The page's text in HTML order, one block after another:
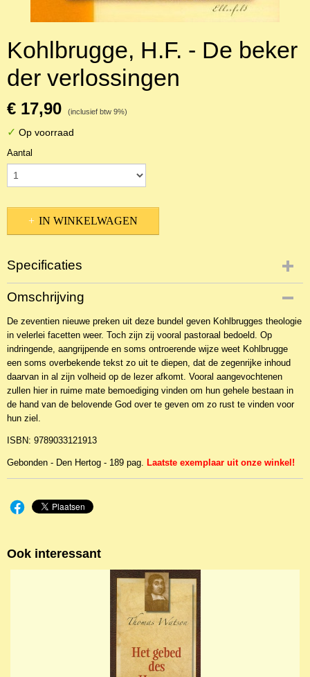
Kohlbrugge, H.F. - De beker
der verlossingen
€ 17,90 (inclusief btw 9%)
✓ Op voorraad
Aantal
IN WINKELWAGEN
Specificaties
Productcode
NBKTPr-21640
EAN code
9789033121913
Omschrijving
De zeventien nieuwe preken uit deze bundel geven Kohlbrugges theologie
in velerlei facetten weer. Toch zijn zij vooral pastoraal bedoeld. Op
indringende, aangrijpende en soms ontroerende wijze weet Kohlbrugge
een soms overbekende tekst zo uit te diepen, dat de zegenrijke inhoud
daarvan in al zijn volheid op de lezer afkomt. Vooral aangevochtenen
zullen hier in ruime mate bemoediging vinden om hun gehele bestaan in
de hand van de belovende God over te geven om zo rust te vinden voor
hun ziel.
ISBN: 9789033121913
Gebonden - Den Hertog - 189 pag. Laatste exemplaar uit onze winkel!
Ook interessant